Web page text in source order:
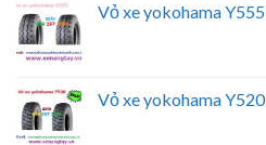
Vỏ xe yokohama Y555
Vỏ xe yokohama Y520